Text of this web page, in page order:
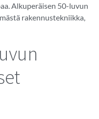
Alkuperäisen 50-luvun
rakennustekniikka,